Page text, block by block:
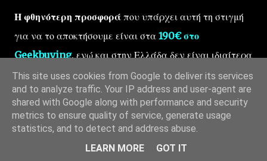
Η φθηνότερη προσφορά που υπάρχει αυτή τη στιγμή
για να το αποκτήσουμε είναι στα 190€ στο
Geekbuying, ενώ και στην Ελλάδα δεν είναι ιδιαίτερα
ακριβό, καθώς το βρίσκεις κοντά στα 230 ευρώ.
ΕΠΙΔΡΟΜΉ ΣΤΗΝ ΚΊΝΑ ΚΙΝΈΖΙΚΑ ΣΥΣΚΕΥΈΣ
REVIEW XIAOMI XIAOMI MI A1
This site uses cookies from Google to deliver its services
and to analyze traffic. Your IP address and user-agent are
shared with Google along with performance and security
metrics to ensure quality of service, generate usage
statistics, and to detect and address abuse.
LEARN MORE
GOT IT